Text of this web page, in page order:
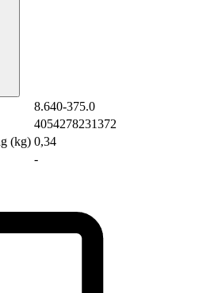
8.640-375.0
4054278231372
(kg) 0,34
-